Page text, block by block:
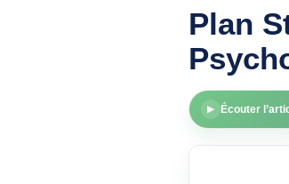
Plan
▶ Écouter